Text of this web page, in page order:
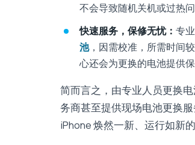
不会导致随机关机或过热
快速服务，保修无忧： 专
池，因需校准，所需时间
心还会为更换的电池提供
简而言之，由专业人员更换
务商甚至提供现场电池更换
iPhone 焕然一新、运行如新